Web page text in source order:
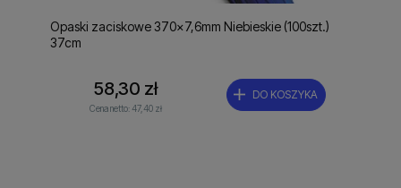
Opaski zaciskowe 370x7,6mm Niebieskie (100szt.)
37cm
58,30 zł
Cena netto:47,40 zł
DO KOSZYKA